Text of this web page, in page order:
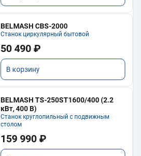
BELMASH CBS-2000
Станок циркулярный бытовой
50 490 ₽
В корзину
BELMASH TS-250ST1600/400 (2.2
кВт, 400 В)
Станок круглопильный с подвижным
столом
159 990 ₽